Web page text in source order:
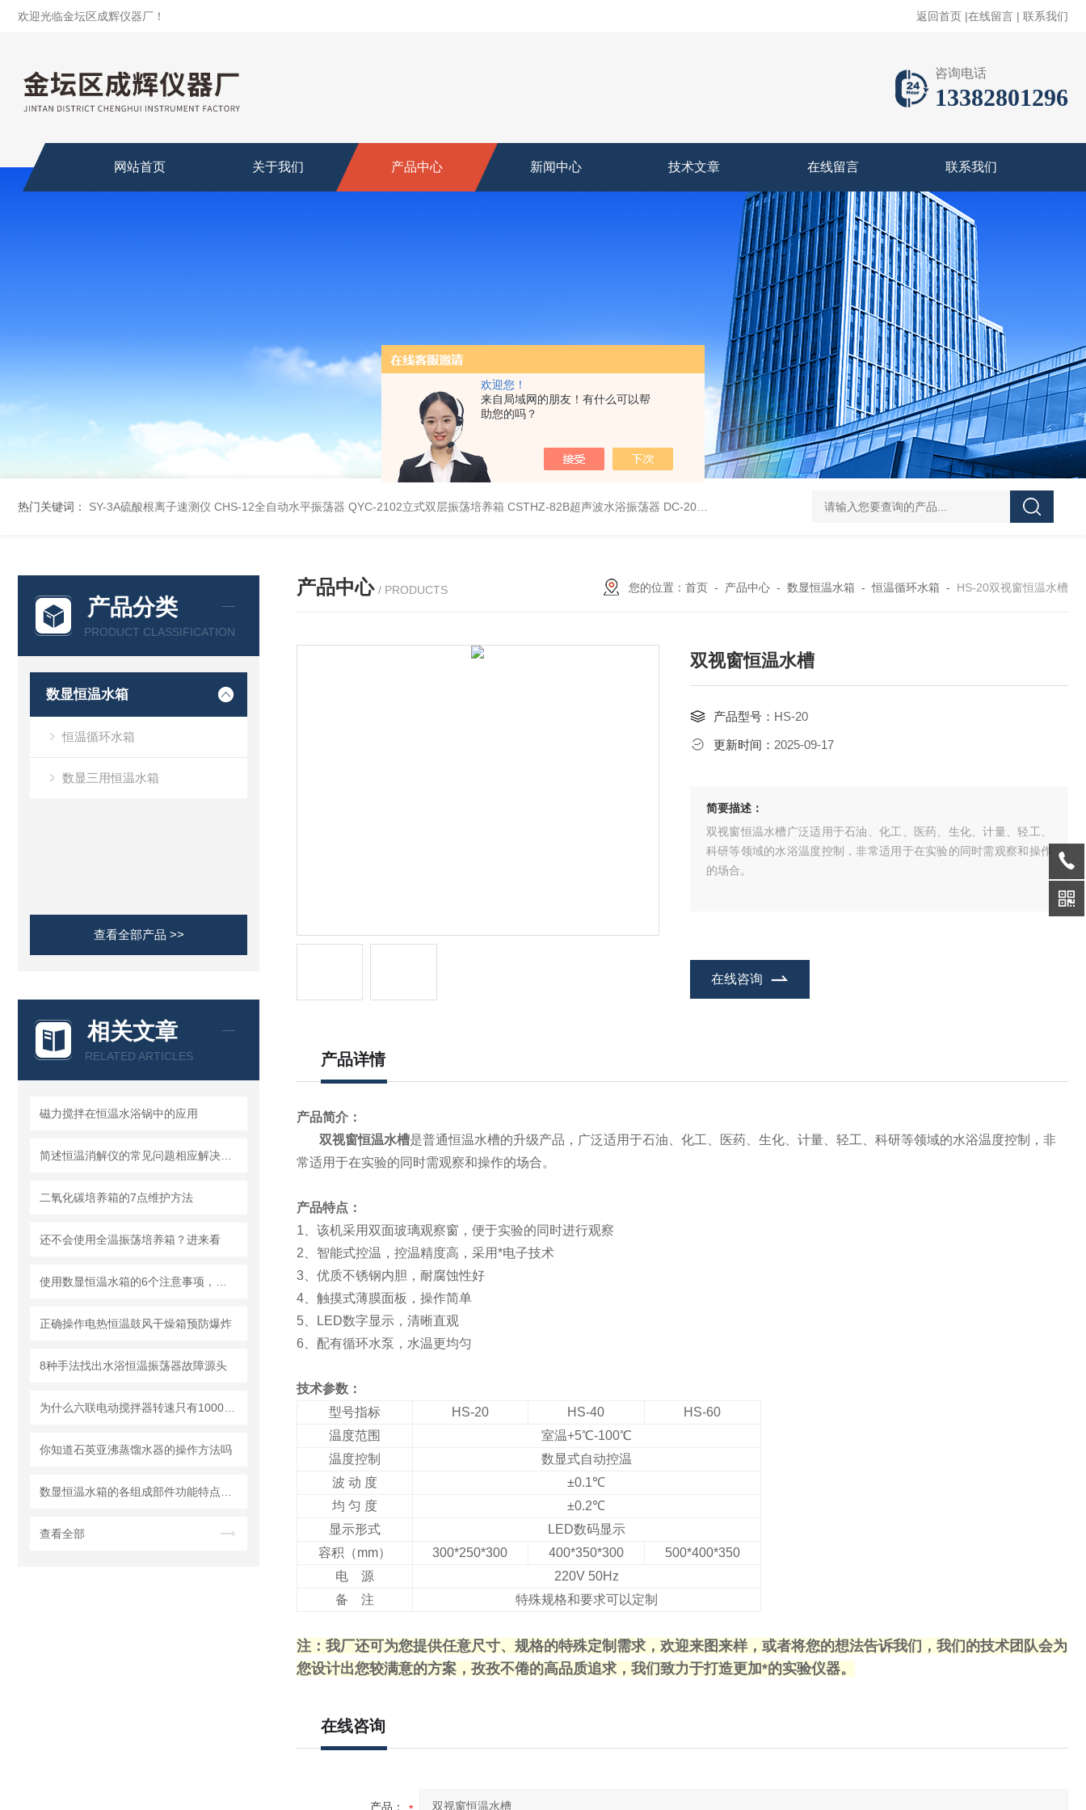
欢迎您！
来自局域网的朋友！有什么可以帮
助您的吗？
欢迎光临金坛区成辉仪器厂！ 返回首页 |在线留言 | 联系我们
咨询电话
13382801296
网站首页 关于我们 产品中心 新闻中心 技术文章 在线留言 联系我们
热门关键词： SY-3A硫酸根离子速测仪 CHS-12全自动水平振荡器 QYC-2102立式双层振荡培养箱 CSTHZ-82B超声波水浴振荡器 DC-20L低温恒温水浴 HY-100L大容量恒温油浴锅 YHJ-20恒温搅拌油浴锅 YHJ-4D
产品分类
PRODUCT CLASSIFICATION
数显恒温水箱
恒温循环水箱
数显三用恒温水箱
查看全部产品 >>
相关文章
RELATED ARTICLES
磁力搅拌在恒温水浴锅中的应用
二氧化碳培养箱的7点维护方法
还不会使用全温振荡培养箱？进来看
正确操作电热恒温鼓风干燥箱预防爆炸
8种手法找出水浴恒温振荡器故障源头
你知道石英亚沸蒸馏水器的操作方法吗
查看全部
产品中心 / PRODUCTS 您的位置： 首页 - 产品中心 - 数显恒温水箱 -恒温循环水箱 - HS-20双视窗恒温水槽
双视窗恒温水槽
产品型号： HS-20
更新时间： 2025-09-17
简要描述：
双视窗恒温水槽广泛适用于石油、化工、医药、生化、计量、轻工、
科研等领域的水浴温度控制，非常适用于在实验的同时需观察和操作
的场合。
在线咨询
产品详情
产品简介：
双视窗恒温水槽是普通恒温水槽的升级产品，广泛适用于石油、化工、医药、生化、计量、轻工、科研等领域的水浴温度控制，非
常适用于在实验的同时需观察和操作的场合。
产品特点：
1、该机采用双面玻璃观察窗，便于实验的同时进行观察
2、智能式控温，控温精度高，采用*电子技术
3、优质不锈钢内胆，耐腐蚀性好
4、触摸式薄膜面板，操作简单
5、LED数字显示，清晰直观
6、配有循环水泵，水温更均匀
技术参数：
型号指标
HS-20 HS-40
HS-60
温度范围
室温+5℃-100℃
温度控制
数显式自动控温
波 动 度
±0.1℃
均 匀 度
±0.2℃
显示形式
LED数码显示
容积（mm）
300*250*300 400*350*300
500*400*350
电 源
220V 50Hz
备 注
特殊规格和要求可以定制
注：我厂还可为您提供任意尺寸、规格的特殊定制需求，欢迎来图来样，或者将您的想法告诉我们，我们的技术团队会为
您设计出您较满意的方案，孜孜不倦的高品质追求，我们致力于打造更加*的实验仪器。
在线咨询
产品：